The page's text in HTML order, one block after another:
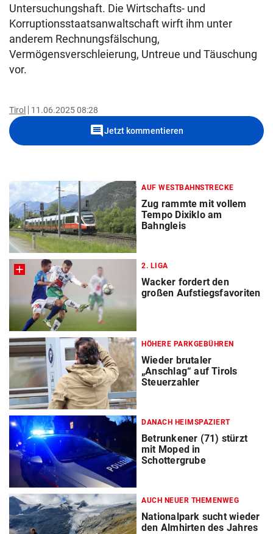
Untersuchungshaft. Die Wirtschafts- und
Korruptionsstaatsanwaltschaft wirft ihm unter
anderem Rechnungsfälschung,
Vermögensverschleierung, Untreue und Täuschung
vor.
Tirol 11.06.2025 08:28
commentJetzt kommentieren
AUF WESTBAHNSTRECKE
Zug rammte mit vollem
Tempo Dixiklo am
Bahngleis
2. LIGA
Wacker fordert den
großen Aufstiegsfavoriten
HÖHERE PARKGEBÜHREN
Wieder brutaler
„Anschlag“ auf Tirols
Steuerzahler
DANACH HEIMSPAZIERT
Betrunkener (71) stürzt
mit Moped in
Schottergrube
AUCH NEUER THEMENWEG
Nationalpark sucht wieder
den Almhirten des Jahres